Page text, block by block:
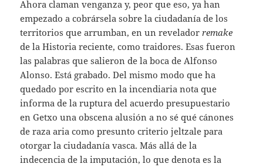
Ahora claman venganza y, peor que eso, ya han
empezado a cobrársela sobre la ciudadanía de los
territorios que arrumban, en un reveladorremake
de la Historia reciente, como traidores. Esas fueron
las palabras que salieron de la boca de Alfonso
Alonso. Está grabado. Del mismo modo que ha
quedado por escrito en la incendiaria nota que
informa de la ruptura del acuerdo presupuestario
en Getxo una obscena alusión a no sé qué cánones
de raza aria como presunto criterio jeltzale para
otorgar la ciudadanía vasca. Más allá de la
indecencia de la imputación, lo que denota es la